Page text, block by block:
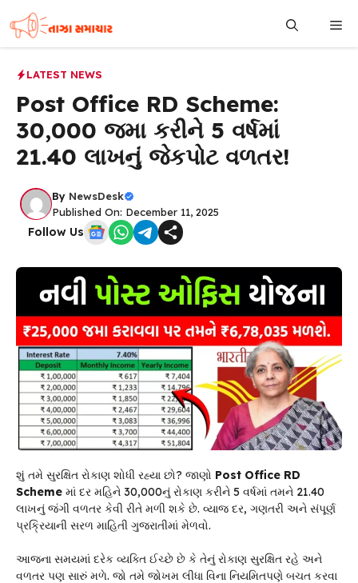
to
content
LATEST NEWS
Post Office RD Scheme:
₹30,000 જમા કરીને 5 વર્ષમાં
₹21.40 લાખનું જેકપોટ વળતર!
By NewsDesk
Published On: December 11, 2025
Follow Us
શું તમે સુરક્ષિત રોકાણ શોધી રહ્યા છો? જાણો Post Office RD
Scheme માં દર મહિને ₹30,000નું રોકાણ કરીને 5 વર્ષમાં તમને ₹21.40
લાખનું જંગી વળતર કેવી રીતે મળી શકે છે. વ્યાજ દર, ગણતરી અને સંપૂર્ણ
પ્રક્રિયાની સરળ માહિતી ગુજરાતીમાં મેળવો.
આજના સમયમાં દરેક વ્યક્તિ ઈચ્છે છે કે તેનું રોકાણ સુરક્ષિત રહે અને
વળતર પણ સારું મળે. જો તમે જોખમ લીધા વિના નિયમિતપણે બચત કરવા